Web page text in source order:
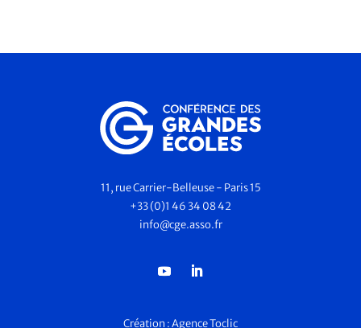
11, rue Carrier-Belleuse - Paris 15
+33 (0)1 46 34 08 42
info@cge.asso.fr
Création :Agence Toclic